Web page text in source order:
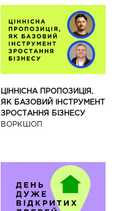
ЦІННІСНА ПРОПОЗИЦІЯ,
ЯК БАЗОВИЙ ІНСТРУМЕНТ
ЗРОСТАННЯ БІЗНЕСУ
ВОРКШОП